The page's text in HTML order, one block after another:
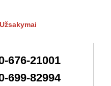
Užsakymai
676-21001
699-82994